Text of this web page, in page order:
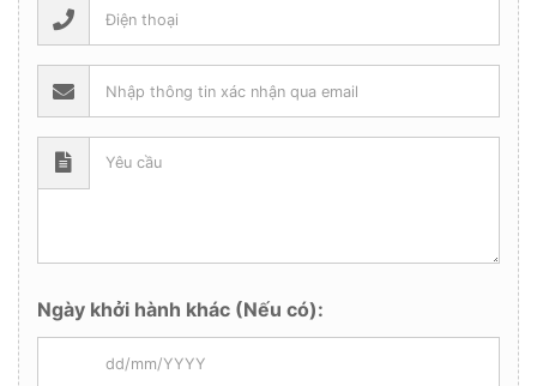
Ngày khởi hành khác (Nếu có):